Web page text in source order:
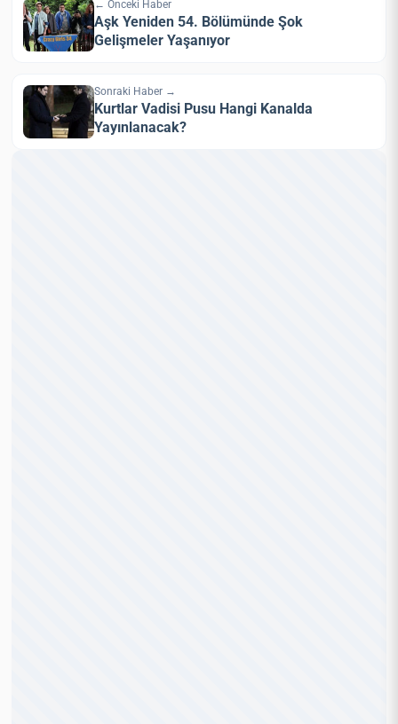
← Önceki Haber
Aşk Yeniden 54. Bölümünde Şok
Gelişmeler Yaşanıyor
Sonraki Haber →
Kurtlar Vadisi Pusu Hangi Kanalda
Yayınlanacak?